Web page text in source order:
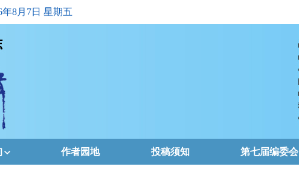
年8月7日 星期五
作者园地 投稿须知 第七届编委会